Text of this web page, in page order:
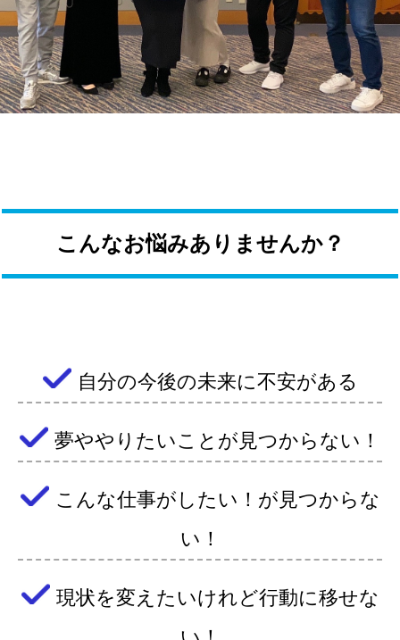
こんなお悩みありませんか？
自分の今後の未来に不安がある
夢ややりたいことが見つからない！
こんな仕事がしたい！が見つからな
い！
現状を変えたいけれど行動に移せな